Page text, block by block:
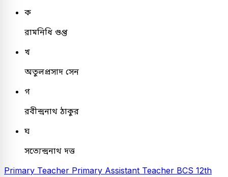
ক
রামনিধি গুপ্ত
খ
অতুলপ্রসাদ সেন
গ
রবীন্দ্রনাথ ঠাকুর
ঘ
সত্যেন্দ্রনাথ দত্ত
Primary Teacher Primary Assistant Teacher BCS 12th